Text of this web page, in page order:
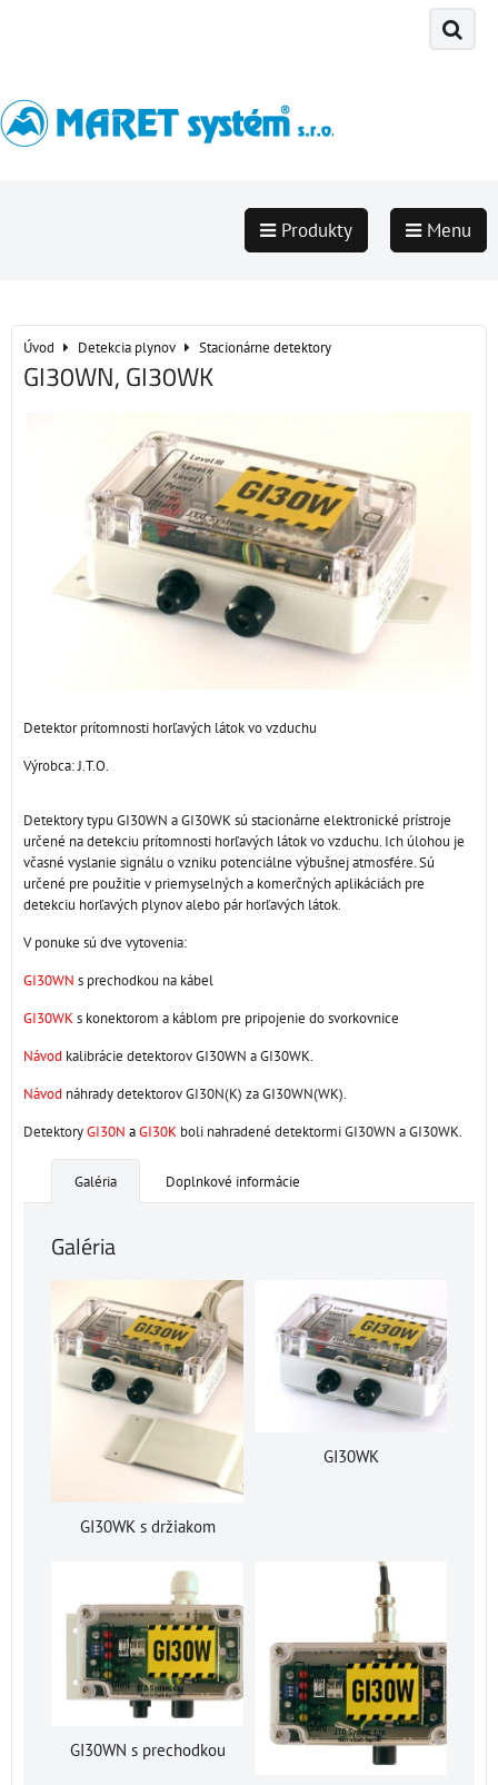
Produkty Menu
Úvod Detekcia plynov Stacionárne detektory
GI30WN, GI30WK
Detektor prítomnosti horľavých látok vo vzduchu
Výrobca:J.T.O.
Detektory typu GI30WN a GI30WK sú stacionárne elektronické prístroje
určené na detekciu prítomnosti horľavých látok vo vzduchu. Ich úlohou je
včasné vyslanie signálu o vzniku potenciálne výbušnej atmosfére. Sú
určené pre použitie v priemyselných a komerčných aplikáciách pre
detekciu horľavých plynov alebo pár horľavých látok.
V ponuke sú dve vytovenia:
GI30WN s prechodkou na kábel
GI30WKs konektorom a káblom pre pripojenie do svorkovnice
Návod kalibrácie detektorov GI30WN a GI30WK.
Návod náhrady detektorov GI30N(K) za GI30WN(WK).
DetektoryGI30N aGI30K boli nahradené detektormi GI30WN a GI30WK.
Galéria Doplnkové informácie
Galéria
GI30WK s držiakom
GI30WK
GI30WN s prechodkou